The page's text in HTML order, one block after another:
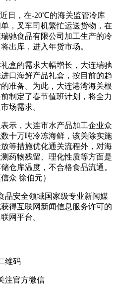
，在-20℃的海关监管冷库
，叉车司机繁忙运送货物，在
驰食品有限公司加工生产的冷
出库，进入年货市场。
的需求大幅增长，大连瑞驰
口海鲜产品礼盒，按目前的趋
准备。为此，大连港湾海关根
制定了春节值班计划，将全力
场需求。
，大连市水产品加工企业众
十万吨冷冻海鲜，该关除实施
等措施优化通关流程外，对海
药物残留、理化性质等方面是
仓库温度，不合格食品流通。
众 徐伯元）
安全领域国家级专业新闻媒
得互联网新闻信息服务许可的
网平台。
注官方微信